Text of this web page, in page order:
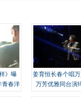
》曝
青春洋
姜育恒长春个唱
万芳优雅同台演